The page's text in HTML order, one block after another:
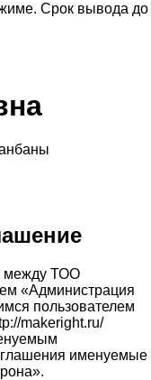
Срок вывода до
между ТОО
«Администрация
пользователем
makeright.ru/
именуемые